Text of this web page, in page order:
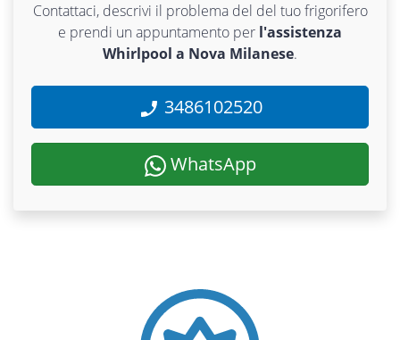
Contattaci, descrivi il problema del del tuo frigorifero
e prendi un appuntamento per l'assistenza
Whirlpool a Nova Milanese.
3486102520
WhatsApp